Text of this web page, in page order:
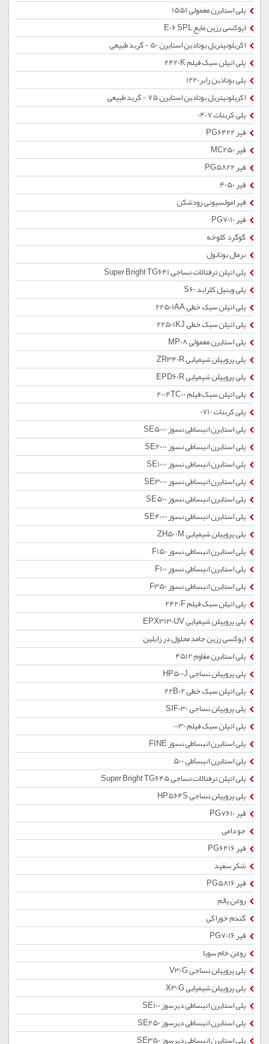
پلی استایرن معمولی 1551
اپوکسی رزین مایع E06 SPL
اکریلونیتریل بوتادین استایرن 50 - گرید طبیعی
پلی اتیلن سبک فیلم 2420K
پلی بوتادین رابر1220
اکریلونیتریل بوتادین استایرن 75 - گرید طبیعی
پلی کربنات 0407
قیر PG6422
قیر MC250
قیر PG5822
قیر 4050
قیر امولسیونی زودشکن
قیر PG7010
گوگرد کلوخه
نرمال بوتانول
پلی اتیلن ترفتالات نساجی Super Bright TG641
پلی وینیل کلراید S60
پلی اتیلن سبک خطی 22501AA
پلی اتیلن سبک خطی 22501KJ
پلی استایرن معمولی MP08
پلی پروپیلن شیمیایی ZR340R
پلی پروپیلن شیمیایی EPD60R
پلی اتیلن سبک فیلم 2004TC00
پلی کربنات 0710
پلی استایرن انبساطی نسوز SE5000
پلی استایرن انبساطی نسوز SE2000
پلی استایرن انبساطی نسوز SE1000
پلی استایرن انبساطی نسوز SE3000
پلی استایرن انبساطی نسوز SE500
پلی استایرن انبساطی نسوز SE4000
پلی پروپیلن شیمیایی ZH500M
پلی استایرن انبساطی نسوز F150
پلی استایرن انبساطی نسوز F100
پلی استایرن انبساطی نسوز F350
پلی اتیلن سبک فیلم 2420F
پلی پروپیلن شیمیایی EPX3130UV
اپوکسی رزین جامد محلول در زایلین
پلی استایرن مقاوم 4512
پلی پروپیلن نساجی HP500J
پلی اتیلن سبک خطی 22B02
پلی پروپیلن نساجی SIF030
پلی اتیلن سبک فیلم 0030
پلی استایرن انبساطی نسوز FINE
پلی استایرن انبساطی 500
پلی اتیلن ترفتالات نساجی Super Bright TG645
پلی پروپیلن نساجی HP564S
قیر PG7610
جو دامی
قیر PG6416
شکر سفید
قیر PG5816
روغن پالم
گندم خوراکی
قیر PG7016
روغن خام سویا
پلی پروپیلن نساجی V30G
پلی پروپیلن شیمیایی X30G
پلی استایرن انبساطی دیرسوز SE100
پلی استایرن انبساطی دیرسوز SE250
پلی استایرن انبساطی دیرسوز SE350